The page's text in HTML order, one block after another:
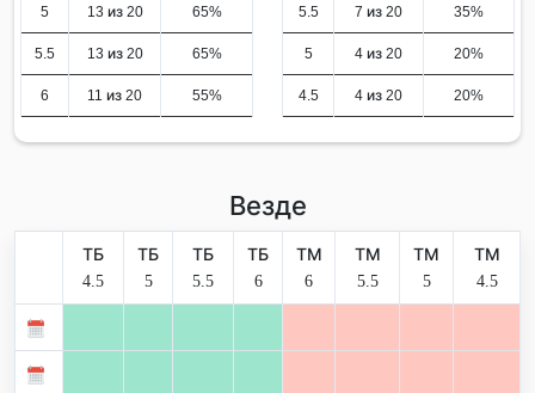
5 13 из 20 65%
5.5 13 из 20 65%
6 11 из 20 55%
5.5 7 из 20 35%
5 4 из 20 20%
4.5 4 из 20 20%
Везде
ТБ
4.5
ТБ
5
ТБ
5.5
ТБ
6
ТМ
6
ТМ
5.5
ТМ
5
ТМ
4.5